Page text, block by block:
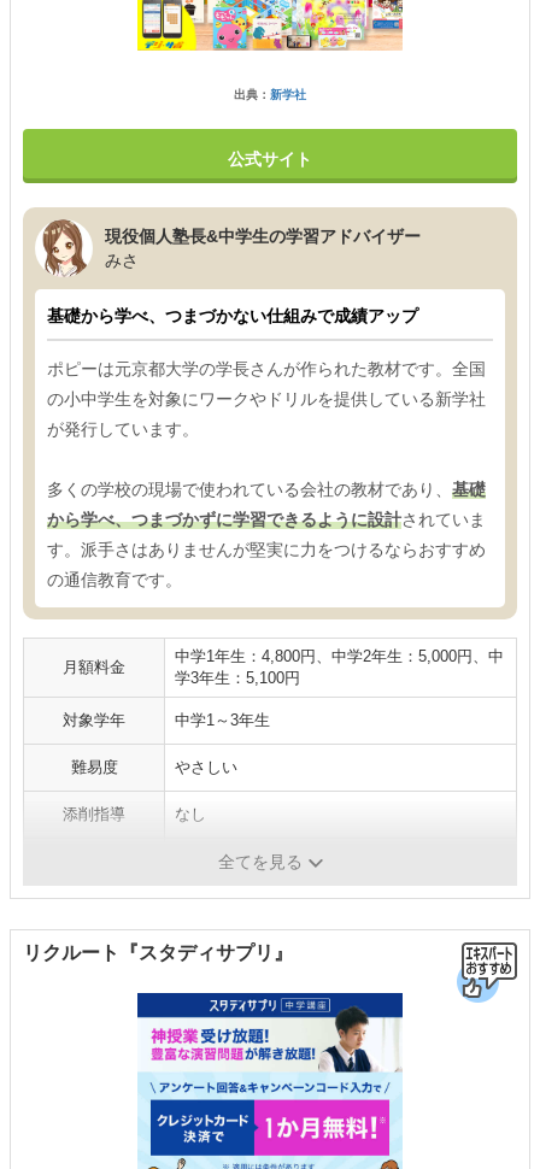
出典： 新学社
公式サイト
現役個人塾長&中学生の学習アドバイザー
みさ
基礎から学べ、つまづかない仕組みで成績アップ
ポピーは元京都大学の学長さんが作られた教材です。全国
の小中学生を対象にワークやドリルを提供している新学社
が発行しています。
多くの学校の現場で使われている会社の教材であり、 基礎
から学べ、つまづかずに学習できるように設計されていま
す。派手さはありませんが堅実に力をつけるならおすすめ
の通信教育です。
月額料金
中学1年生：4,800円、中学2年生：5,000円、中
学3年生：5,100円
対象学年 中学1～3年生
難易度 やさしい
添削指導 なし
全てを見る
リクルート『スタディサプリ』